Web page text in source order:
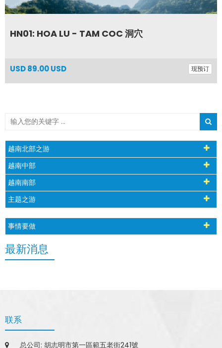
HN01: HOA LU - TAM COC 洞穴
USD89.00 USD 现预订
越南北部之游
越南中部
越南南部
主题之游
事情要做
最新消息
联系
总公司: 胡志明市第一區範五老街241號